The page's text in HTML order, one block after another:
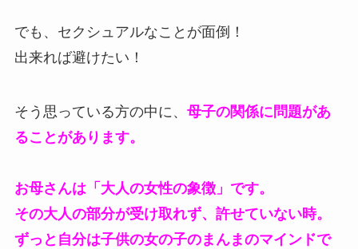
でも、セクシュアルなことが面倒！
出来れば避けたい！
そう思っている方の中に、 母子の関係に問題があ
ることがあります。
お母さんは「大人の女性の象徴」です。
その大人の部分が受け取れず、許せていない時。
ずっと自分は子供の女の子のまんまのマインドで